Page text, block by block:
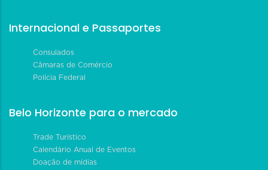
Internacional e Passaportes
Consulados
Câmaras de Comércio
Polícia Federal
Belo Horizonte para o mercado
Trade Turístico
Calendário Anual de Eventos
Doação de mídias